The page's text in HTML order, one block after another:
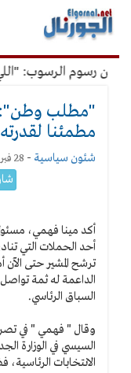
القائمة
الرئيسية
عن رسوم الرسوب:
"مطلب وطن":
مطمئنا
شئون سياسية - 28 فبراير 2014 5:19 م
أكد مينا فهمي،
أحد الحملات التي
ترشح المشير حتى
الداعمة له ثمة
السباق الرئاسي.
وقال " فهمي " في
السيسي في الوزارة
الانتخابات